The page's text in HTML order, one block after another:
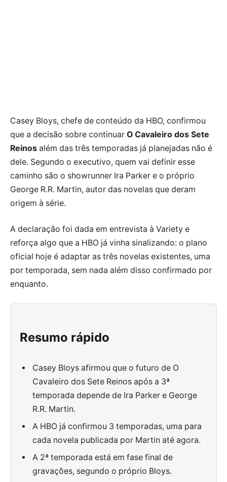
Casey Bloys, chefe de conteúdo da HBO, confirmou
que a decisão sobre continuar O Cavaleiro dos Sete
Reinos além das três temporadas já planejadas não é
dele. Segundo o executivo, quem vai definir esse
caminho são o showrunner Ira Parker e o próprio
George R.R. Martin, autor das novelas que deram
origem à série.
A declaração foi dada em entrevista à Variety e
reforça algo que a HBO já vinha sinalizando: o plano
oficial hoje é adaptar as três novelas existentes, uma
por temporada, sem nada além disso confirmado por
enquanto.
Resumo rápido
Casey Bloys afirmou que o futuro de O
Cavaleiro dos Sete Reinos após a 3ª
temporada depende de Ira Parker e George
R.R. Martin.
A HBO já confirmou 3 temporadas, uma para
cada novela publicada por Martin até agora.
A 2ª temporada está em fase final de
gravações, segundo o próprio Bloys.